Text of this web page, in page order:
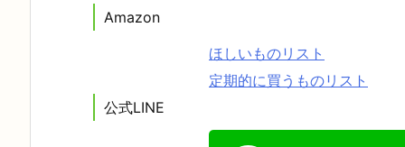
Amazon
ほしいものリスト
定期的に買うものリスト
公式LINE